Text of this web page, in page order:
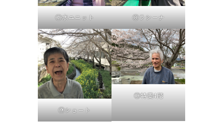
⑦水ユニット ⑧ラシーナ
⑨ショート
⑩特養4階